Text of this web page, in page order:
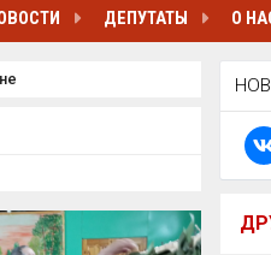
ДЕПУТАТЫ О